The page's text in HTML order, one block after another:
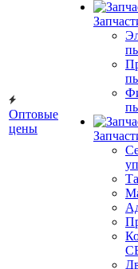
Оптовые
цены